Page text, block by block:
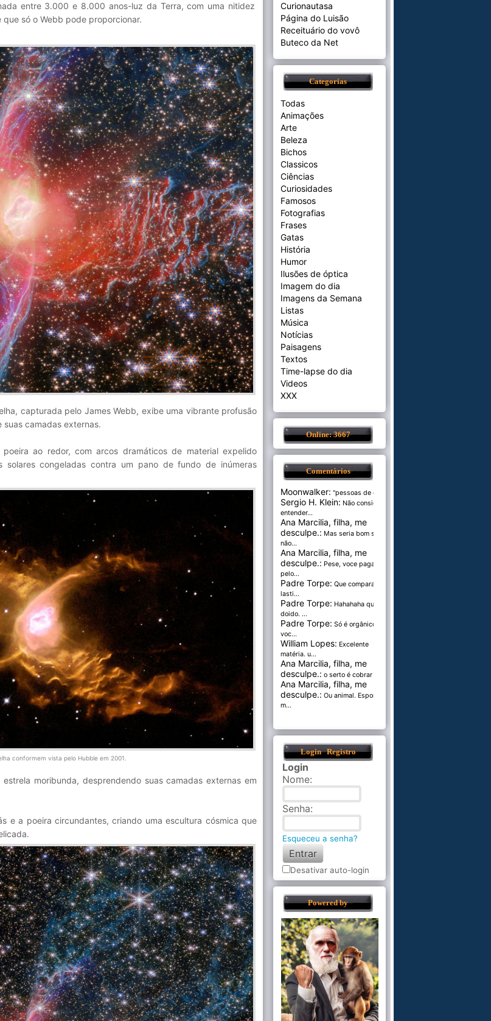
entre 3.000 e 8.000 anos-luz da Terra, com uma nitidez
que só o Webb pode proporcionar.
capturada pelo James Webb, exibe uma vibrante profusão
camadas externas.
ao redor, com arcos dramáticos de material expelido
solares congeladas contra um pano de fundo de inúmeras
conformem vista pelo Hubble em 2001.
moribunda, desprendendo suas camadas externas em
e a poeira circundantes, criando uma escultura cósmica que
Curionautasa
Página do Luisão
Receituário do vovô
Buteco da Net
Categorias
Todas
Animações
Arte
Beleza
Bichos
Classicos
Ciências
Curiosidades
Famosos
Fotografias
Frases
Gatas
História
Humor
Ilusões de óptica
Imagem do dia
Imagens da Semana
Listas
Música
Notícias
Paisagens
Textos
Time-lapse do dia
Videos
XXX
Online: 3667
Comentários
Moonwalker: "pessoas de cer...
Sergio H. Klein: Não consigo
entender...
Ana Marcilia, filha, me
desculpe.: Mas seria bom se
não...
Ana Marcilia, filha, me
desculpe.: Pese, voce paga
pelo...
Padre Torpe: Que comparação
lasti...
Padre Torpe: Hahahaha que
doido. ...
Padre Torpe: Só é orgânico se
voc...
William Lopes: Excelente
matéria. u...
Ana Marcilia, filha, me
desculpe.: o serto é cobrar pel...
Ana Marcilia, filha, me
desculpe.: Ou animal. Esponja
m...
Login Registro
Login
Nome:
Senha:
Esqueceu a senha?
Desativar auto-login
Powered by